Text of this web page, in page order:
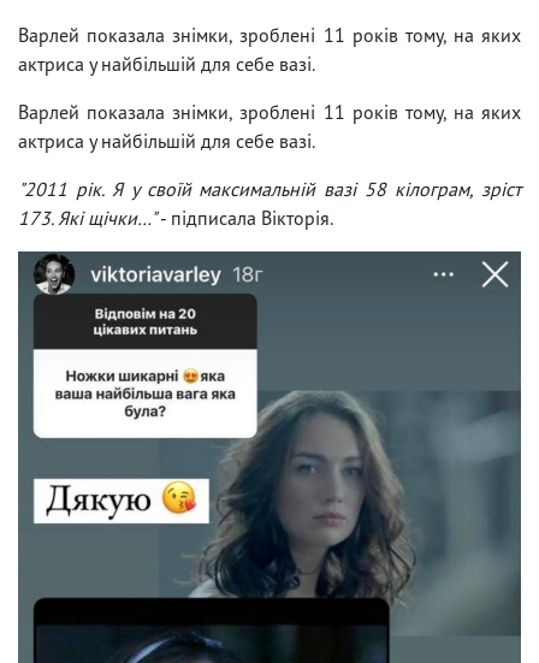
Варлей показала знімки, зроблені 11 років тому, на яких
актриса у найбільшій для себе вазі.
Варлей показала знімки, зроблені 11 років тому, на яких
актриса у найбільшій для себе вазі.
"2011 рік. Я у своїй максимальній вазі 58 кілограм, зріст
173. Які щічки…"- підписала Вікторія.